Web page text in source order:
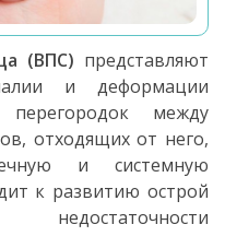
(ВПС) представляют
и деформации
между
отходящих от него,
и системную
к развитию острой